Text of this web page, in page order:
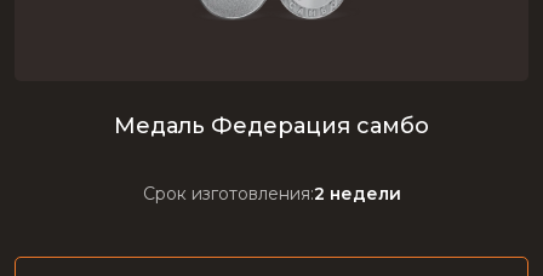
Медаль Федерация самбо
Срок изготовления:2 недели